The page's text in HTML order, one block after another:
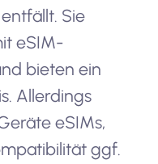
Sie
eSIM-
bieten ein
Allerdings
eSIMs,
ggf.